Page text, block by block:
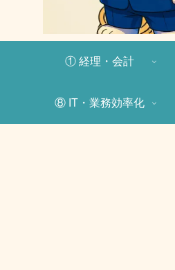
① 経理・会計
⑧ IT・業務効率化